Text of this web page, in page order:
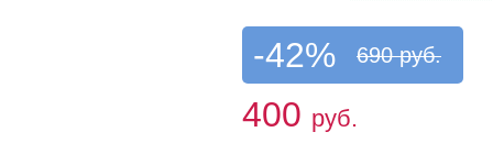
-42% 690 руб.
400 руб.